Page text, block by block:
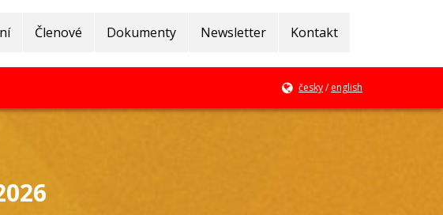
Členové Dokumenty Newsletter Kontakt
česky/english